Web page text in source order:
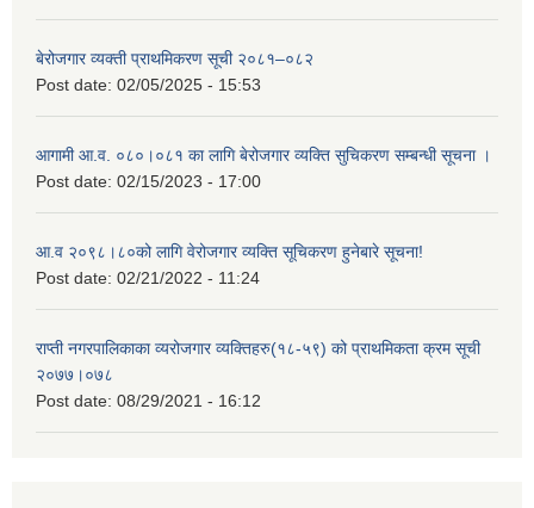
बेरोजगार व्यक्ती प्राथमिकरण सूची २०८१–०८२
Post date: 02/05/2025 - 15:53
आगामी आ.व. ०८०।०८१ का लागि बेरोजगार व्यक्ति सुचिकरण सम्बन्धी सूचना ।
Post date: 02/15/2023 - 17:00
आ.व २०९८।८०को लागि वेरोजगार व्यक्ति सूचिकरण हुनेबारे सूचना!
Post date: 02/21/2022 - 11:24
राप्ती नगरपालिकाका व्यरोजगार व्यक्तिहरु(१८-५९) को प्राथमिकता क्रम सूची
२०७७।०७८
Post date: 08/29/2021 - 16:12